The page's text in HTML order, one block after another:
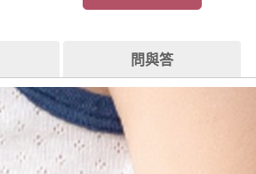
問與答